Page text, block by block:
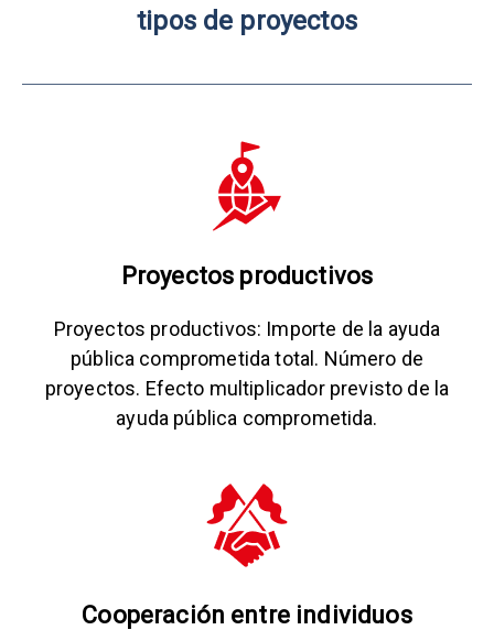
tipos de proyectos
Proyectos productivos
Proyectos productivos: Importe de la ayuda
pública comprometida total. Número de
proyectos. Efecto multiplicador previsto de la
ayuda pública comprometida.
Cooperación entre individuos